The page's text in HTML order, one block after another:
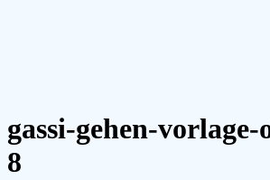
gassi-gehen-
8